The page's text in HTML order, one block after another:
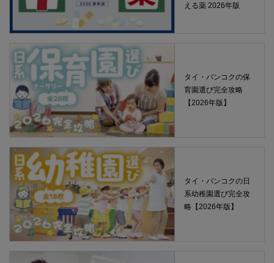
える薬 2026年版
タイ・バンコクの保
育園選び完全攻略
【2026年版】
タイ・バンコクの日
系幼稚園選び完全攻
略【2026年版】